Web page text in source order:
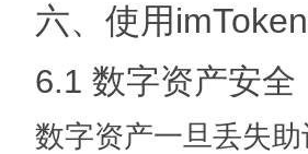
六、使用
6.1 数字资产安全
数字资产一旦丢失